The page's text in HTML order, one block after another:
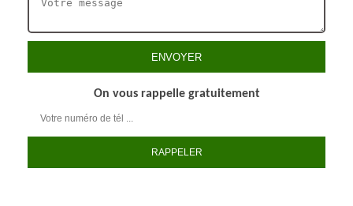
On vous rappelle gratuitement